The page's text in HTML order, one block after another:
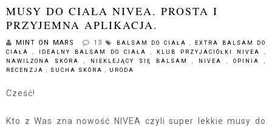
MUSY DO CIAŁA NIVEA. PROSTA I
PRZYJEMNA APLIKACJA.
MINT ON MARS 13 BALSAM DO CIAŁA,
EXTRA BALSAM DO
CIAŁA , IDEALNY BALSAM DO CIAŁA , KLUB PRZYJACIÓŁKI NIVEA ,
NAWILŻONA SKÓRA , NIEKLEJĄCY SIĘ BALSAM, NIVEA,OPINIA,
RECENZJA , SUCHA SKÓRA , URODA
Cześć!
Kto z Was zna nowość NIVEA czyli super lekkie musy do